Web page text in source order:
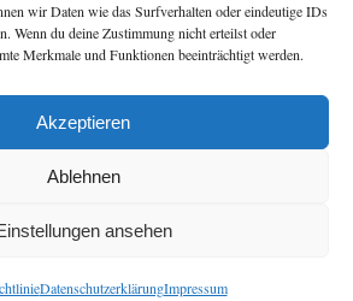
wir Daten wie das Surfverhalten oder eindeutige IDs
Wenn du deine Zustimmung nicht erteilst oder
Merkmale und Funktionen beeinträchtigt werden.
Akzeptieren
Ablehnen
ansehen
DatenschutzerklärungImpressum
© 2026 Nadine Grubert
Social Media